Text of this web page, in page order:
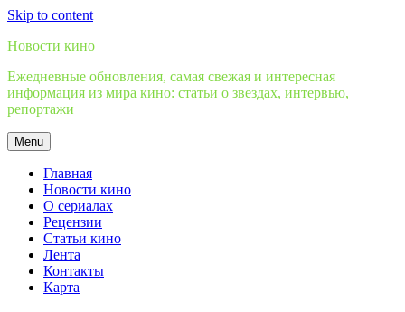
Skip to content
Новости кино
Ежедневные обновления, самая свежая и интересная
информация из мира кино: статьи о звездах, интервью,
репортажи
Menu
Главная
Новости кино
О сериалах
Рецензии
Статьи кино
Лента
Контакты
Карта